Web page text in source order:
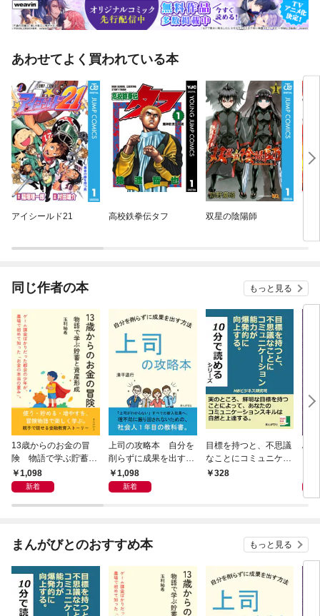
あわせてよく買われている本
アイシールド21 高校鉄拳伝タフ 双星の陰陽師
同じ作者の本 もっと見る
13歳からのお金の冒
険 物語で学ぶ貯蓄と
資産形成
1,098
新着
上司の攻略本 自分を
削らずに成果を出す方
法1,098
新着
目標を持つと、不思議
なことにコミュニケー
ション能力が爆発的に
328
Al
まんがびとのおすすめ本 もっと見る